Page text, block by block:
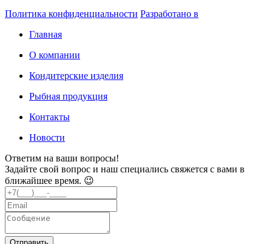
Политика конфиденциальности Разработано в
Главная
О компании
Кондитерские изделия
Рыбная продукция
Контакты
Новости
Ответим на ваши вопросы!
Задайте свой вопрос и наш специались свяжется с вами в
ближайшее время. 😉